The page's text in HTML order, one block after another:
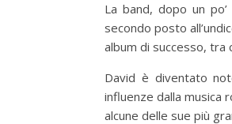
La band, dopo un
secondo posto
album di successo, tra
David è diventato
influenze dalla musica
alcune delle sue più